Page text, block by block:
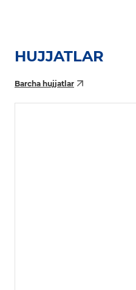
HUJJATLAR
Barcha hujjatlar